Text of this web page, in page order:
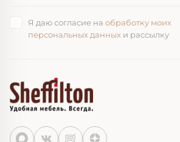
Я даю согласие на обработку моих
персональных данных и рассылку